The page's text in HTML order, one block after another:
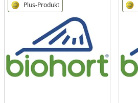
Plus-Produkt